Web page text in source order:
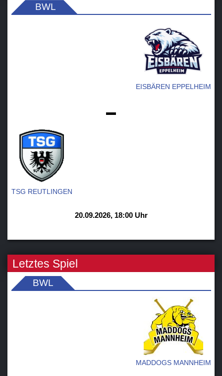
BWL
EISBÄREN EPPELHEIM
TSG REUTLINGEN
20.09.2026, 18:00 Uhr
Letztes Spiel
BWL
MADDOGS MANNHEIM